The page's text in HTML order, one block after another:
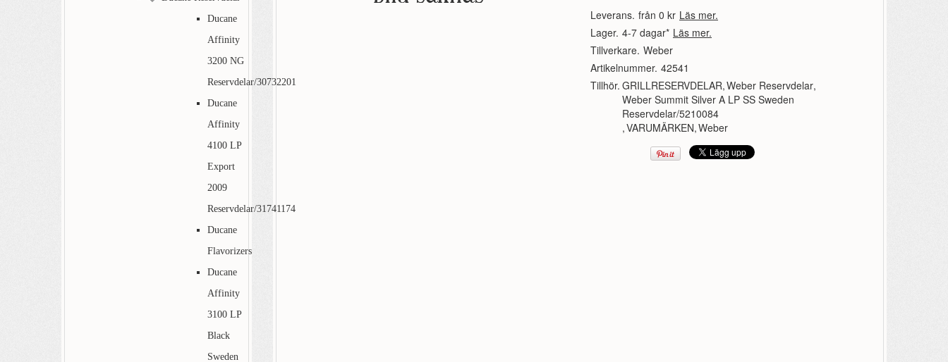
Leverans. från 0 kr Läs mer.
Lager. 4-7 dagar* Läs mer.
Tillverkare. Weber
Artikelnummer. 42541
Tillhör. GRILLRESERVDELAR,Weber Reservdelar,
Weber Summit Silver A LP SS Sweden
Reservdelar/5210084
,VARUMÄRKEN,Weber
Ducane
Affinity
3200 NG
Reservdelar/30732201
Ducane
Affinity
4100 LP
Export
2009
Reservdelar/31741174
Ducane
Flavorizers
Ducane
Affinity
3100 LP
Black
Sweden